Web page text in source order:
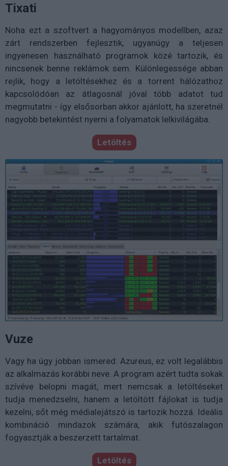
Tixati
Noha ezt a szoftvert a hagyományos modellben, azaz
zárt rendszerben fejlesztik, ugyanúgy a teljesen
ingyenesen használható programok közé tartozik, és
nincsenek benne reklámok sem. Különlegessége abban
rejlik, hogy a letöltésekhez és a torrent hálózathoz
kapcsolódóan az átlagosnál jóval több adatot tud
megmutatni - így elsősorban akkor ajánlott, ha szeretnél
nagyobb betekintést nyerni a folyamatok lelkivilágába.
Letöltés
Vuze
Vagy ha úgy jobban ismered: Azureus, ez volt legalábbis
az alkalmazás korábbi neve. A program azért tudta sokak
szívéve belopni magát, mert nemcsak a letöltéseket
tudja menedzselni, hanem a letöltött fájlokat is tudja
kezelni, sőt még médialejátszó is tartozik hozzá. Ideális
kombináció mindazok számára, akik futószalagon
fogyasztják a beszerzett tartalmat.
Letöltés